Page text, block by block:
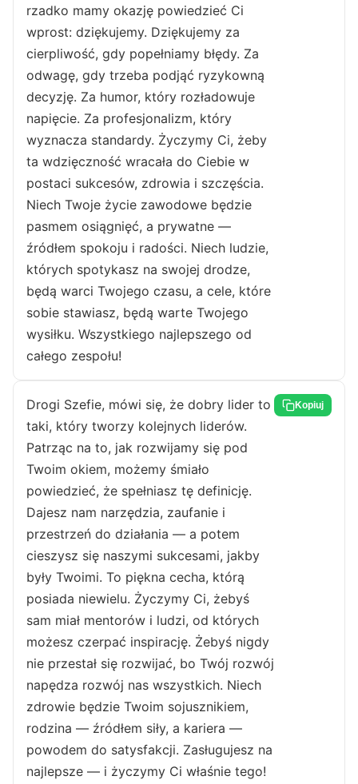
rzadko mamy okazję powiedzieć Ci
wprost: dziękujemy. Dziękujemy za
cierpliwość, gdy popełniamy błędy. Za
odwagę, gdy trzeba podjąć ryzykowną
decyzję. Za humor, który rozładowuje
napięcie. Za profesjonalizm, który
wyznacza standardy. Życzymy Ci, żeby
ta wdzięczność wracała do Ciebie w
postaci sukcesów, zdrowia i szczęścia.
Niech Twoje życie zawodowe będzie
pasmem osiągnięć, a prywatne —
źródłem spokoju i radości. Niech ludzie,
których spotykasz na swojej drodze,
będą warci Twojego czasu, a cele, które
sobie stawiasz, będą warte Twojego
wysiłku. Wszystkiego najlepszego od
całego zespołu!
Drogi Szefie, mówi się, że dobry lider to
taki, który tworzy kolejnych liderów.
Patrząc na to, jak rozwijamy się pod
Twoim okiem, możemy śmiało
powiedzieć, że spełniasz tę definicję.
Dajesz nam narzędzia, zaufanie i
przestrzeń do działania — a potem
cieszysz się naszymi sukcesami, jakby
były Twoimi. To piękna cecha, którą
posiada niewielu. Życzymy Ci, żebyś
sam miał mentorów i ludzi, od których
możesz czerpać inspirację. Żebyś nigdy
nie przestał się rozwijać, bo Twój rozwój
napędza rozwój nas wszystkich. Niech
zdrowie będzie Twoim sojusznikiem,
rodzina — źródłem siły, a kariera —
powodem do satysfakcji. Zasługujesz na
najlepsze — i życzymy Ci właśnie tego!
Kopiuj